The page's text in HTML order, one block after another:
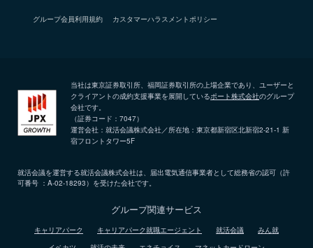
グループ会員利用規約 カスタマーハラスメントポリシー
当社は東京証券取引所、福岡証券取引所の上場企業であり、ユーザーと
クライアントの成約支援事業を展開しているポート株式会社のグループ
会社です。
（証券コード：7047）
運営会社：就活会議株式会社／所在地：東京都新宿区北新宿2-21-1 新
宿フロントタワー5F
就活会議を運営する就活会議株式会社は、届出電気通信事業者として総務省の認可（許
可番号 ：A-02-18293）を受けた会社です。